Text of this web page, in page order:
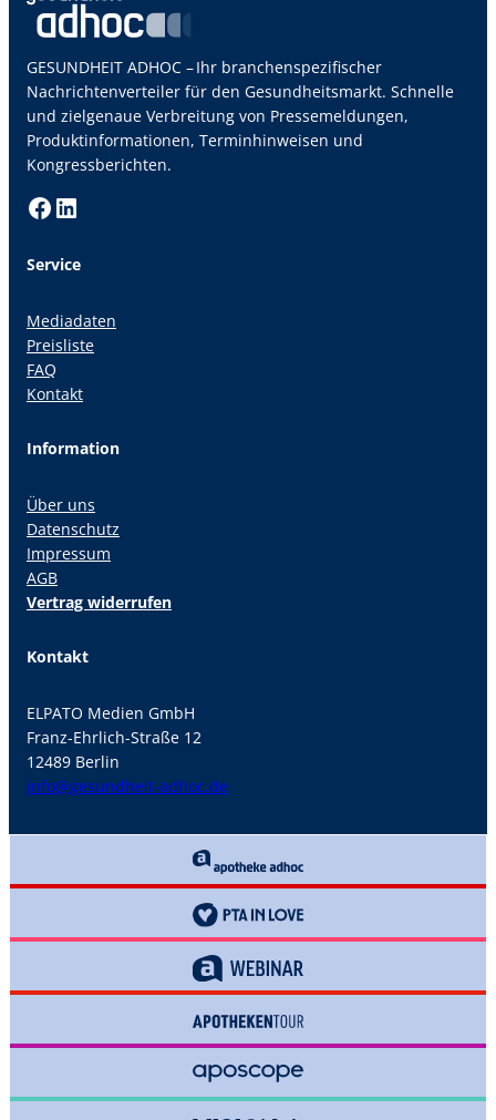
GESUNDHEIT ADHOC – Ihr branchenspezifischer
Nachrichtenverteiler für den Gesundheitsmarkt. Schnelle
und zielgenaue Verbreitung von Pressemeldungen,
Produktinformationen, Terminhinweisen und
Kongressberichten.
Facebook LinkedIn
Service
Mediadaten
Preisliste
FAQ
Kontakt
Information
Über uns
Datenschutz
Impressum
AGB
Vertrag widerrufen
Kontakt
ELPATO Medien GmbH
Franz-Ehrlich-Straße 12
12489 Berlin
info@gesundheit-adhoc.de